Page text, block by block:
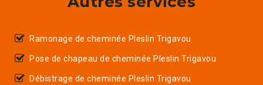
Ramonage de cheminée Pleslin Trigavou
Pose de chapeau de cheminée Pleslin Trigavou
Débistrage de cheminée Pleslin Trigavou